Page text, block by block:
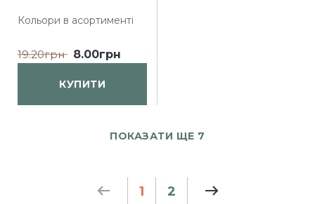
Кольори в асортименті
19.20грн 8.00грн
КУПИТИ
ПОКАЗАТИ ЩЕ 7
1 2